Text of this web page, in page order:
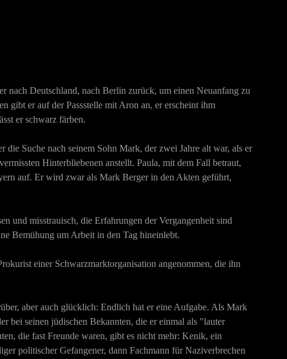
nach Deutschland, nach Berlin zurück, um einen Neuanfang zu
gibt er auf der Passstelle mit Aron an, er erscheint ihm
er schwarz färben.
Suche nach seinem Sohn Mark, der zwei Jahre alt war, als er
Hinterbliebenen anstellt. Paula, mit dem Fall betraut,
auf. Er wird zwar als Mark Berger in den Akten geführt,
und misstrauisch, die Erfahrungen der Vergangenheit sind
Bemühung um Arbeit in den Tag hineinlebt.
einer Schwarzmarktorganisation angenommen, die ihn
aber auch glücklich: Endlich hat er eine Aufgabe. Als Mark
bei seinen jüdischen Bekannten, die er einmal als "lauter
die fast Freunde waren, gibt es nicht mehr: Kenik, ein
politischer Gefangener, dann Fachmann für Naziverbrechen